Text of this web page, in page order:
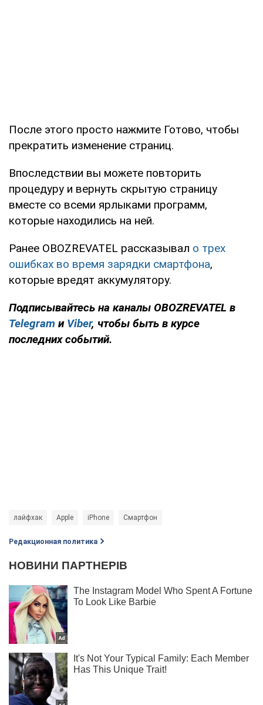
После этого просто нажмите Готово, чтобы
прекратить изменение страниц.
Впоследствии вы можете повторить
процедуру и вернуть скрытую страницу
вместе со всеми ярлыками программ,
которые находились на ней.
Ранее OBOZREVATEL рассказывал о трех
ошибках во время зарядки смартфона,
которые вредят аккумулятору.
Подписывайтесь на каналы OBOZREVATEL в
Telegram и Viber, чтобы быть в курсе
последних событий.
лайфхак Apple iPhone Смартфон
Редакционная политика